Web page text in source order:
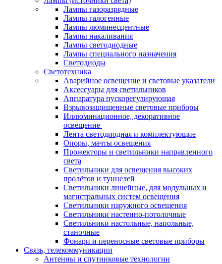
Лампы газоразрядные
Лампы галогенные
Лампы люминесцентные
Лампы накаливания
Лампы светодиодные
Лампы специального назначения
Светодиоды
Светотехника
Аварийное освещение и световые указатели
Аксессуары для светильников
Аппаратура пускорегулирующая
Взрывозащищенные световые приборы
Иллюминационное, декоративное
освещение
Лента светодиодная и комплектующие
Опоры, мачты освещения
Прожекторы и светильники направленного
света
Светильники для освещения высоких
пролётов и туннелей
Светильники линейные, для модульных и
магистральных систем освещения
Светильники наружного освещения
Светильники настенно-потолочные
Светильники настольные, напольные,
станочные
Фонари и переносные световые приборы
Связь, телекоммуникации
Антенны и спутниковые технологии